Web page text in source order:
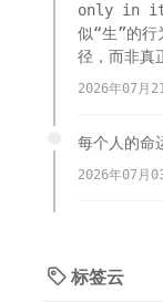
only in its
似“生”的行
径，而非真
2026年07月
每个人的命
2026年07月
多个服务
2026年06月
 标签云